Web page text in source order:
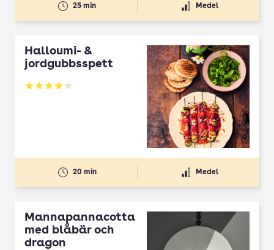
25 min Medel
Halloumi- &
jordgubbsspett
Betyg: 4.3 av 5
20 min Medel
Mannapannacotta
med blåbär och
dragon